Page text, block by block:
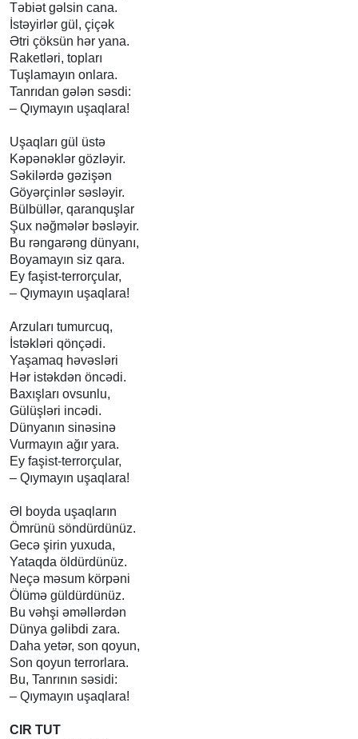
Təbiət gəlsin cana.
İstəyirlər gül, çiçək
Ətri çöksün hər yana.
Raketləri, topları
Tuşlamayın onlara.
Tanrıdan gələn səsdi:
– Qıymayın uşaqlara!
Uşaqları gül üstə
Kəpənəklər gözləyir.
Səkilərdə gəzişən
Göyərçinlər səsləyir.
Bülbüllər, qaranquşlar
Şux nəğmələr bəsləyir.
Bu rəngarəng dünyanı,
Boyamayın siz qara.
Ey faşist-terrorçular,
– Qıymayın uşaqlara!
Arzuları tumurcuq,
İstəkləri qönçədi.
Yaşamaq həvəsləri
Hər istəkdən öncədi.
Baxışları ovsunlu,
Gülüşləri incədi.
Dünyanın sinəsinə
Vurmayın ağır yara.
Ey faşist-terrorçular,
– Qıymayın uşaqlara!
Əl boyda uşaqların
Ömrünü söndürdünüz.
Gecə şirin yuxuda,
Yataqda öldürdünüz.
Neçə məsum körpəni
Ölümə güldürdünüz.
Bu vəhşi əməllərdən
Dünya gəlibdi zara.
Daha yetər, son qoyun,
Son qoyun terrorlara.
Bu, Tanrının səsidi:
– Qıymayın uşaqlara!
CIR TUT